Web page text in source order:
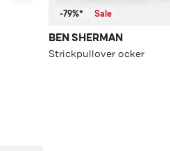
-79%* Sale
BEN SHERMAN
Strickpullover ocker